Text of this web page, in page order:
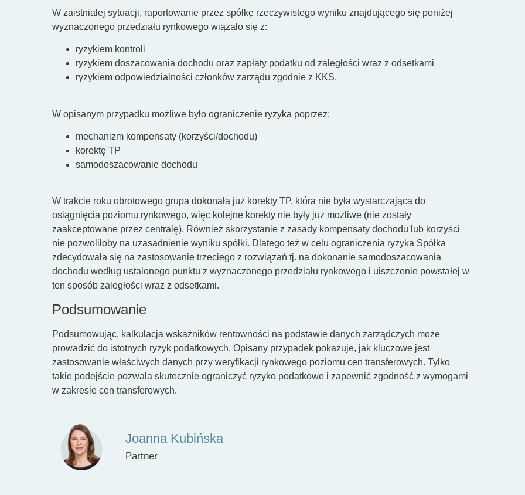
W zaistniałej sytuacji, raportowanie przez spółkę rzeczywistego wyniku znajdującego się poniżej
wyznaczonego przedziału rynkowego wiązało się z:
ryzykiem kontroli
ryzykiem doszacowania dochodu oraz zapłaty podatku od zaległości wraz z odsetkami
ryzykiem odpowiedzialności członków zarządu zgodnie z KKS.
W opisanym przypadku możliwe było ograniczenie ryzyka poprzez:
mechanizm kompensaty (korzyści/dochodu)
korektę TP
samodoszacowanie dochodu
W trakcie roku obrotowego grupa dokonała już korekty TP, która nie była wystarczająca do
osiągnięcia poziomu rynkowego, więc kolejne korekty nie były już możliwe (nie zostały
zaakceptowane przez centralę). Również skorzystanie z zasady kompensaty dochodu lub korzyści
nie pozwoliłoby na uzasadnienie wyniku spółki. Dlatego też w celu ograniczenia ryzyka Spółka
zdecydowała się na zastosowanie trzeciego z rozwiązań tj. na dokonanie samodoszacowania
dochodu według ustalonego punktu z wyznaczonego przedziału rynkowego i uiszczenie powstałej w
ten sposób zaległości wraz z odsetkami.
Podsumowanie
Podsumowując, kalkulacja wskaźników rentowności na podstawie danych zarządczych może
prowadzić do istotnych ryzyk podatkowych. Opisany przypadek pokazuje, jak kluczowe jest
zastosowanie właściwych danych przy weryfikacji rynkowego poziomu cen transferowych. Tylko
takie podejście pozwala skutecznie ograniczyć ryzyko podatkowe i zapewnić zgodność z wymogami
w zakresie cen transferowych.
Joanna Kubińska
Partner